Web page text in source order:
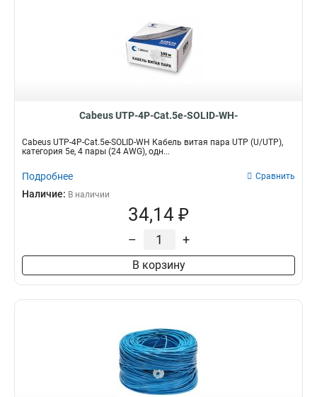
Cabeus UTP-4P-Cat.5e-SOLID-WH-
Cabeus UTP-4P-Cat.5e-SOLID-WH Кабель витая пара UTP (U/UTP),
категория 5e, 4 пары (24 AWG), одн...
Подробнее Сравнить
Наличие: В наличии
34,14 ₽
– +
В корзину